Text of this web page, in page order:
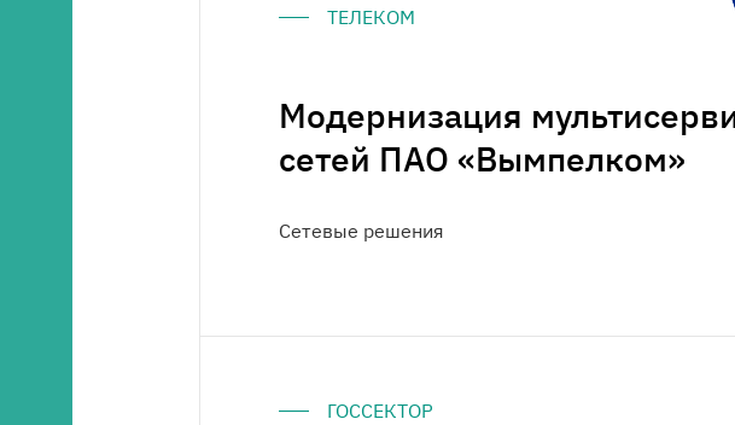
ТЕЛЕКОМ
Модернизация
сетей ПАО «Вымпелком»
Сетевые решения
ГОССЕКТОР